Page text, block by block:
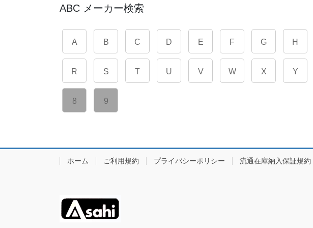
ABC メーカー検索
A B C D E F G H
R S T U V W X Y
8 9
ホーム ご利用規約 プライバシーポリシー 流通在庫納入保証規約